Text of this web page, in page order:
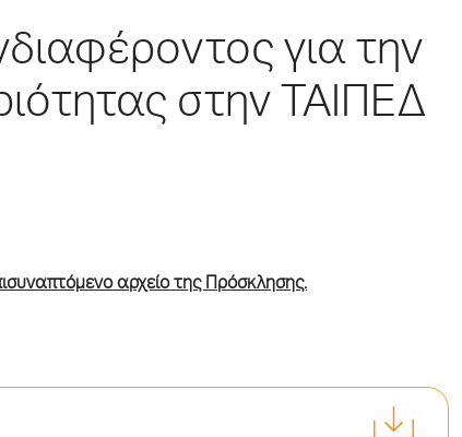
για την
στην ΤΑΙΠΕΔ
αρχείο της Πρόσκλησης.